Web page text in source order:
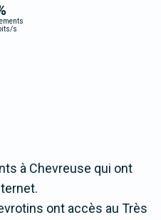
s
à Chevreuse qui ont
ont accès au Très